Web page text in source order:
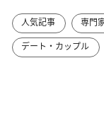
人気記事 専門
デート・カップル